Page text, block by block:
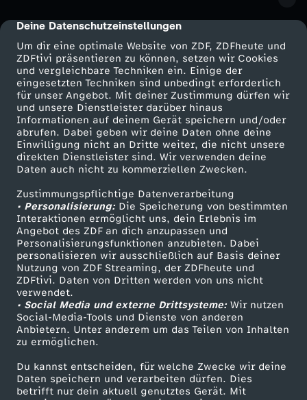
cmp-dialog-description
Deine Datenschutzeinstellungen
Um dir eine optimale Website von ZDF, ZDFheute und
ZDFtivi präsentieren zu können, setzen wir Cookies
und vergleichbare Techniken ein. Einige der
eingesetzten Techniken sind unbedingt erforderlich
für unser Angebot. Mit deiner Zustimmung dürfen wir
und unsere Dienstleister darüber hinaus
Informationen auf deinem Gerät speichern und/oder
abrufen. Dabei geben wir deine Daten ohne deine
Einwilligung nicht an Dritte weiter, die nicht unsere
direkten Dienstleister sind. Wir verwenden deine
Daten auch nicht zu kommerziellen Zwecken.
Zustimmungspflichtige Datenverarbeitung
• Personalisierung:Die Speicherung von bestimmten
Interaktionen ermöglicht uns, dein Erlebnis im
Angebot des ZDF an dich anzupassen und
Personalisierungsfunktionen anzubieten. Dabei
personalisieren wir ausschließlich auf Basis deiner
Nutzung von ZDF Streaming, der ZDFheute und
ZDFtivi. Daten von Dritten werden von uns nicht
verwendet.
• Social Media und externe Drittsysteme:Wir nutzen
Social-Media-Tools und Dienste von anderen
Anbietern. Unter anderem um das Teilen von Inhalten
zu ermöglichen.
Du kannst entscheiden, für welche Zwecke wir deine
Daten speichern und verarbeiten dürfen. Dies
betrifft nur dein aktuell genutztes Gerät. Mit
M
i
t
t
a
g
s
m
a
g
a
z
Mehr ZDF
ZDF-Apps
Smart TV
ZDFtext
Livestreams
Sendungen A-Z
TV-Programm
Service
ZDFmitreden
Kontakt zum ZDF
Tickets
Zuschauerservice
Hilfe
ZDF Unternehmen
Karriere
ZDF goes Schule
Werbefernsehen